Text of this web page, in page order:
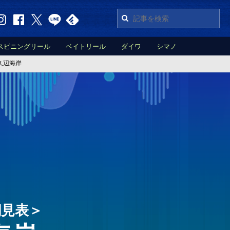
ピニングリール ベイトリール ダイワ シマノ
辺海岸
表＞